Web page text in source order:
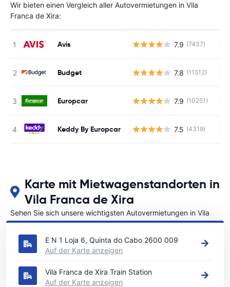
Wir bieten einen Vergleich aller Autovermietungen in Vila
Franca de Xira:
Avis 7.9 (7437)
Budget 7.8 (11512)
Europcar 7.9 (10251)
Keddy By Europcar 7.5 (4319)
Karte mit Mietwagenstandorten in
Vila Franca de Xira
Sehen Sie sich unsere wichtigsten Autovermietungen in Vila
Franca de Xira an
E N 1 Loja 6, Quinta do Cabo 2600 009
Auf der Karte anzeigen
Vila Franca de Xira Train Station
Auf der Karte anzeigen